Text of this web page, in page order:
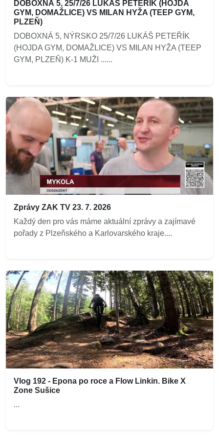
DOBOXNÁ 5, 25/7/26 LUKÁŠ PETEŘÍK (HOJDA
GYM, DOMAŽLICE) VS MILAN HYŽA (TEEP GYM,
PLZEŇ)
DOBOXNÁ 5, NÝRSKO 25/7/26 LUKÁŠ PETEŘÍK
(HOJDA GYM, DOMAŽLICE) VS MILAN HYŽA (TEEP
GYM, PLZEŇ) K-1 MUŽI ......
Zprávy ZAK TV 23. 7. 2026
Každý den pro vás máme aktuální zprávy a zajímavé
pořady z Plzeňského a Karlovarského kraje....
Vlog 192 - Epona po roce a Flow Linkin. Bike X
Zone Sušice
...